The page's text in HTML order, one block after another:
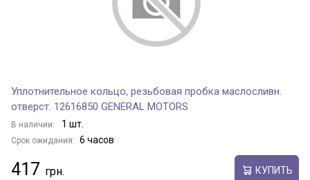
Уплотнительное кольцо, резьбовая пробка маслосливн.
отверст. 12616850 GENERAL MOTORS
В наличии: 1 шт.
Срок ожидания: 6 часов
417 КУПИТЬ